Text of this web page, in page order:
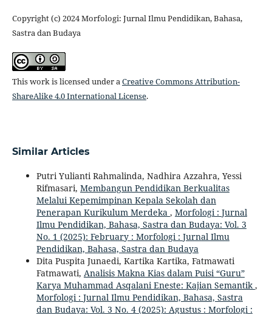
Copyright (c) 2024 Morfologi: Jurnal Ilmu Pendidikan, Bahasa,
Sastra dan Budaya
This work is licensed under aCreative Commons Attribution-
ShareAlike 4.0 International License.
Similar Articles
Putri Yulianti Rahmalinda, Nadhira Azzahra, Yessi
Rifmasari, Membangun Pendidikan Berkualitas
Melalui Kepemimpinan Kepala Sekolah dan
Penerapan Kurikulum Merdeka , Morfologi : Jurnal
Ilmu Pendidikan, Bahasa, Sastra dan Budaya: Vol. 3
No. 1 (2025): February : Morfologi : Jurnal Ilmu
Pendidikan, Bahasa, Sastra dan Budaya
Dita Puspita Junaedi, Kartika Kartika, Fatmawati
Fatmawati, Analisis Makna Kias dalam Puisi “Guru”
Karya Muhammad Asqalani Eneste: Kajian Semantik,
Morfologi : Jurnal Ilmu Pendidikan, Bahasa, Sastra
dan Budaya: Vol. 3 No. 4 (2025): Agustus : Morfologi :